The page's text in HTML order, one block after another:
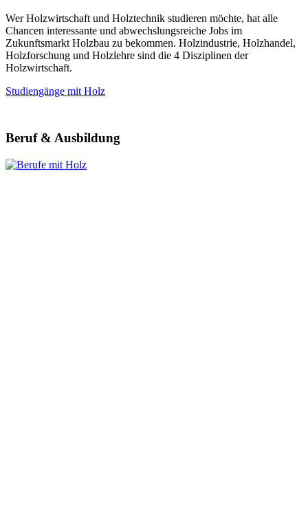
Wer Holzwirtschaft und Holztechnik studieren möchte, hat alle
Chancen interessante und abwechslungsreiche Jobs im
Zukunftsmarkt Holzbau zu bekommen. Holzindustrie, Holzhandel,
Holzforschung und Holzlehre sind die 4 Disziplinen der
Holzwirtschaft.
Studiengänge mit Holz
Beruf & Ausbildung